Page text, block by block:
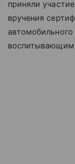
приняли
вручения
воспитывающим